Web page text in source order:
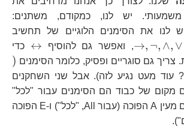
יש לנו, כמקודם, משתנים:
לנו את הסימנים הלוגיים של תחשיב
→, ¬, ∧, ∨ , ואפשר גם להוסיף ↔ כדי
גם סוגריים ופסיק, כלומר הסימנים )
( ,
עוד מעט נגיע לזה). אבל שני השחקנים
מקום של כבוד הם הסימנים עבור "לכל"
\forall\exists
, שהם מעין A הפוכה (עבור All, "לכל") ו-E הפוכה